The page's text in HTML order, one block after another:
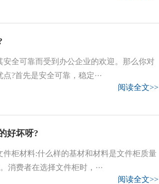
全可靠而受到办公企业的欢迎。那么你对
?首先是安全可靠，稳定···
阅读全文>>
好坏呀?
柜材料:什么样的基材和材料是文件柜质量
消费者在选择文件柜时，···
阅读全文>>